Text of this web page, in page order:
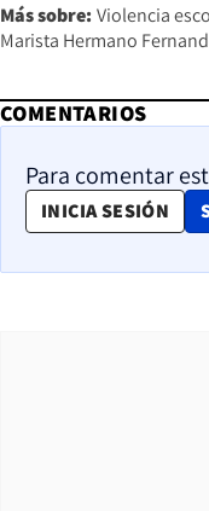
Más sobre: Violencia
Marista Hermano
COMENTARIOS
Para comentar
INICIA SESIÓN